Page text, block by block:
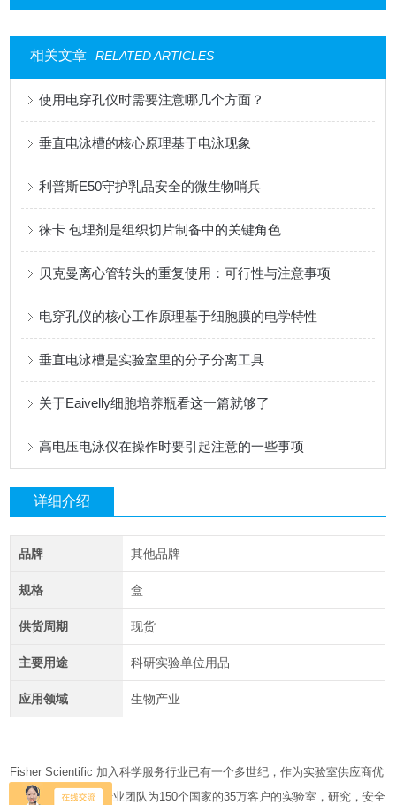
相关文章 RELATED ARTICLES
使用电穿孔仪时需要注意哪几个方面？
垂直电泳槽的核心原理基于电泳现象
利普斯E50守护乳品安全的微生物哨兵
徕卡 包埋剂是组织切片制备中的关键角色
贝克曼离心管转头的重复使用：可行性与注意事项
电穿孔仪的核心工作原理基于细胞膜的电学特性
垂直电泳槽是实验室里的分子分离工具
关于Eaivelly细胞培养瓶看这一篇就够了
高电压电泳仪在操作时要引起注意的一些事项
详细介绍
品牌 其他品牌
规格 盒
供货周期 现货
主要用途 科研实验单位用品
应用领域 生物产业
Fisher Scientific 加入科学服务行业已有一个多世纪，作为实验室供应商优
选的合作伙伴，其专业团队为150个国家的35万客户的实验室，研究，安全